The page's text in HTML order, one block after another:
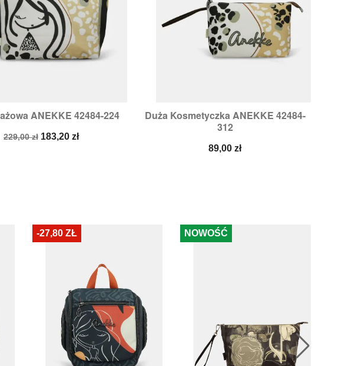
ANEKKE 42484-224
Cena
229,00 zł Cena
183,20 zł
Szybki podgląd
Duża Kosmetyczka ANEKKE 42484-
312
Cena
89,00 zł
Szybki podgląd
-27,80 ZŁ NOWOŚĆ